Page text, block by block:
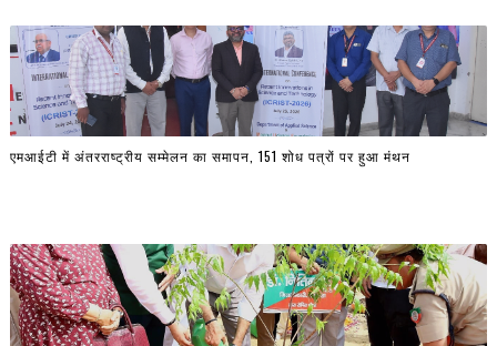
एमआईटी में अंतरराष्ट्रीय सम्मेलन का समापन, 151 शोध पत्रों पर हुआ मंथन